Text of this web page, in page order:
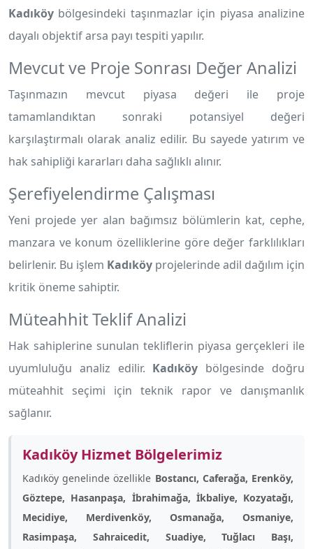
Kadıköy bölgesindeki taşınmazlar için piyasa analizine
dayalı objektif arsa payı tespiti yapılır.
Mevcut ve Proje Sonrası Değer Analizi
Taşınmazın mevcut piyasa değeri ile proje
tamamlandıktan sonraki potansiyel değeri
karşılaştırmalı olarak analiz edilir. Bu sayede yatırım ve
hak sahipliği kararları daha sağlıklı alınır.
Şerefiyelendirme Çalışması
Yeni projede yer alan bağımsız bölümlerin kat, cephe,
manzara ve konum özelliklerine göre değer farklılıkları
belirlenir. Bu işlem Kadıköy projelerinde adil dağılım için
kritik öneme sahiptir.
Müteahhit Teklif Analizi
Hak sahiplerine sunulan tekliflerin piyasa gerçekleri ile
uyumluluğu analiz edilir. Kadıköy bölgesinde doğru
müteahhit seçimi için teknik rapor ve danışmanlık
sağlanır.
Kadıköy Hizmet Bölgelerimiz
Kadıköy genelinde özellikle Bostancı, Caferağa, Erenköy,
Göztepe, Hasanpaşa, İbrahimağa, İkbaliye, Kozyatağı,
Mecidiye, Merdivenköy, Osmanağa, Osmaniye,
Rasimpaşa, Sahraicedit, Suadiye, Tuğlacı Başı,